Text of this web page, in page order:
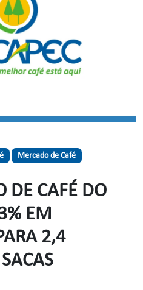
Mercado de Café
DE CAFÉ DO
EM
2,4